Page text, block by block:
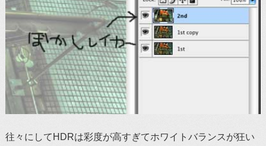
往々にしてHDRは彩度が高すぎてホワイトバランスが狂い